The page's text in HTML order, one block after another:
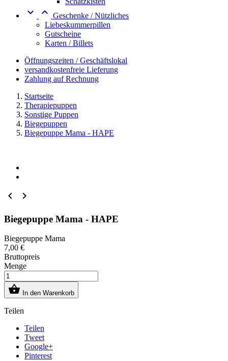
  Geschenke / Nützliches
Liebeskummerpillen
Gutscheine
Karten / Billets
Öffnungszeiten / Geschäftslokal
versandkostenfreie Lieferung
Zahlung auf Rechnung
Startseite
Therapiepuppen
Sonstige Puppen
Biegepuppen
Biegepuppe Mama - HAPE
 
Biegepuppe Mama - HAPE
Biegepuppe Mama
7,00 €
Bruttopreis
Menge
 In den Warenkorb
Teilen
Teilen
Tweet
Google+
Pinterest